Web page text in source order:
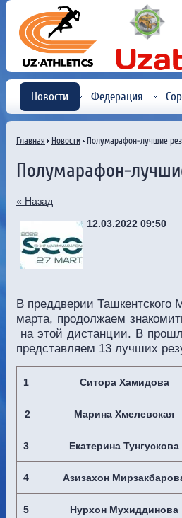
Новости Федерация
Главная Новости Полумарафон-лучшие
Полумарафон-
« Назад
12.03.2022 09:50
В преддверии
марта, продолжаем
на этой дистанции. В
представляем 13 лучших
1 Ситора Хамидова
2 Марина Хмелевская
3 Екатерина Тунгускова
4 Азизахон
5 Нурхон Мухиддинова